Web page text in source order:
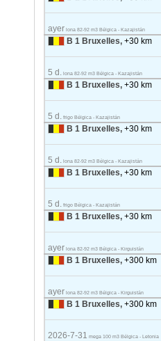
ayer lona 82-92 m3 Bélgica - Kazajistán
B 1 Bruxelles, +30 km
5 d. lona 82-92 m3 Bélgica - Kazajistán
B 1 Bruxelles, +30 km
5 d. frigo Bélgica - Kazajistán
B 1 Bruxelles, +30 km
5 d. lona 82-92 m3 Bélgica - Kazajistán
B 1 Bruxelles, +30 km
5 d. frigo Bélgica - Kazajistán
B 1 Bruxelles, +30 km
ayer lona 82-92 m3 Bélgica - Kirguistán
B 1 Bruxelles, +300 km
ayer lona 82-92 m3 Bélgica - Kirguistán
B 1 Bruxelles, +300 km
2026-7-31 mega 100 m3 Bélgica - Letonia